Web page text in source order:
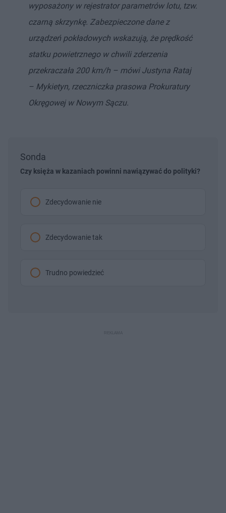
wyposażony w rejestrator parametrów lotu, tzw.
czarną skrzynkę. Zabezpieczone dane z
urządzeń pokładowych wskazują, że prędkość
statku powietrznego w chwili zderzenia
przekraczała 200 km/h – mówi Justyna Rataj
– Mykietyn, rzeczniczka prasowa Prokuratury
Okręgowej w Nowym Sączu.
Sonda
Czy księża w kazaniach powinni nawiązywać do polityki?
Zdecydowanie nie
Zdecydowanie tak
Trudno powiedzieć